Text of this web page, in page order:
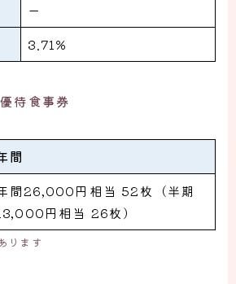
ー
3.71%
優待食事券
間
間26,000円相当 52枚（半期
円相当 26枚）
ります